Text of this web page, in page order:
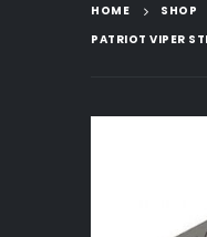
HOME SHOP
PATRIOT VIPER